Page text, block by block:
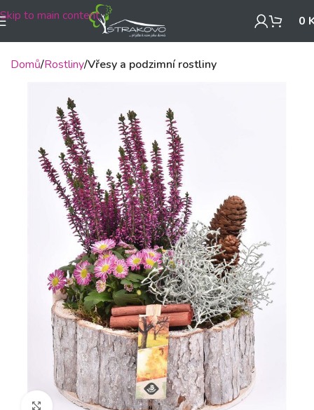
Skip to main content 0
Domů Rostliny Vřesy a podzimní rostliny
Klikněte pro zvětšení